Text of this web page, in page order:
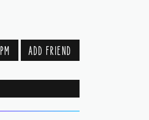
PM ADD FRIEND